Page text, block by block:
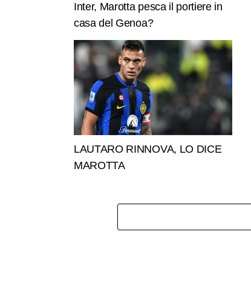
Inter, Marotta pesca il portiere in
casa del Genoa?
LAUTARO RINNOVA, LO DICE
MAROTTA